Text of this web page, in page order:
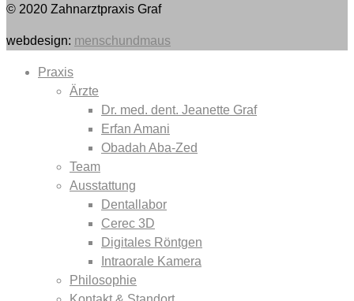
© 2020 Zahnarztpraxis Graf
webdesign: menschundmaus
Praxis
Ärzte
Dr. med. dent. Jeanette Graf
Erfan Amani
Obadah Aba-Zed
Team
Ausstattung
Dentallabor
Cerec 3D
Digitales Röntgen
Intraorale Kamera
Philosophie